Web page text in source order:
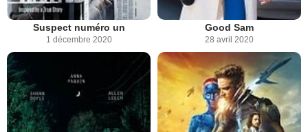
Suspect numéro un
1 décembre 2020
Good Sam
28 avril 2020